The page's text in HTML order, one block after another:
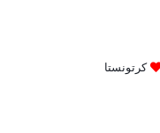
كرتونستا